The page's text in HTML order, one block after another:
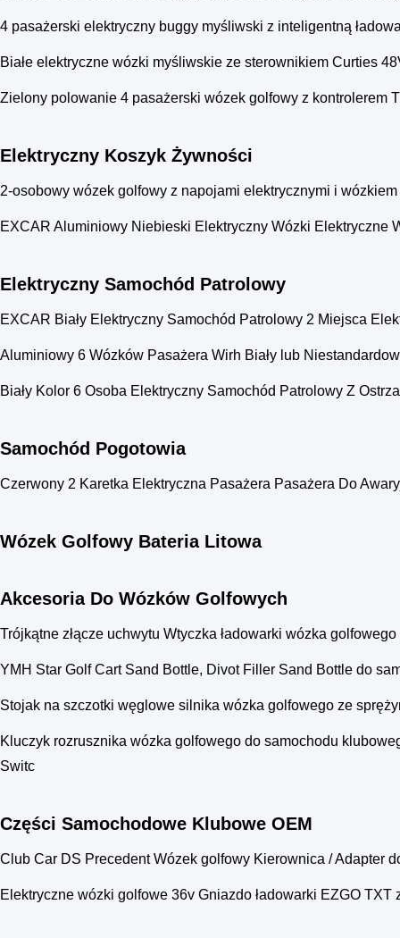
4 pasażerski elektryczny buggy myśliwski z inteligentną
Białe elektryczne wózki myśliwskie ze sterownikiem Curties
Zielony polowanie 4 pasażerski wózek golfowy z kontrolerem
Elektryczny Koszyk Żywności
2-osobowy wózek golfowy z napojami elektrycznymi i
EXCAR Aluminiowy Niebieski Elektryczny Wózki Elektryczne
Elektryczny Samochód Patrolowy
EXCAR Biały Elektryczny Samochód Patrolowy 2 Miejsca
Aluminiowy 6 Wózków Pasażera Wirh Biały lub
Biały Kolor 6 Osoba Elektryczny Samochód Patrolowy Z
Samochód Pogotowia
Czerwony 2 Karetka Elektryczna Pasażera Pasażera Do
Wózek Golfowy Bateria Litowa
Akcesoria Do Wózków Golfowych
Trójkątne złącze uchwytu Wtyczka ładowarki wózka
YMH Star Golf Cart Sand Bottle, Divot Filler Sand Bottle do
Stojak na szczotki węglowe silnika wózka golfowego ze
Kluczyk rozrusznika wózka golfowego do samochodu
Switc
Części Samochodowe Klubowe OEM
Club Car DS Precedent Wózek golfowy Kierownica / Adapter
Elektryczne wózki golfowe 36v Gniazdo ładowarki EZGO